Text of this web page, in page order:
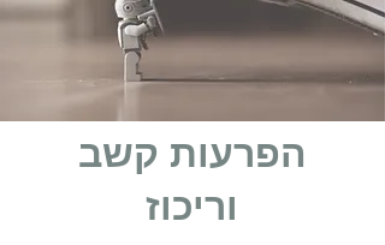
הפרעות קשב
וריכוז